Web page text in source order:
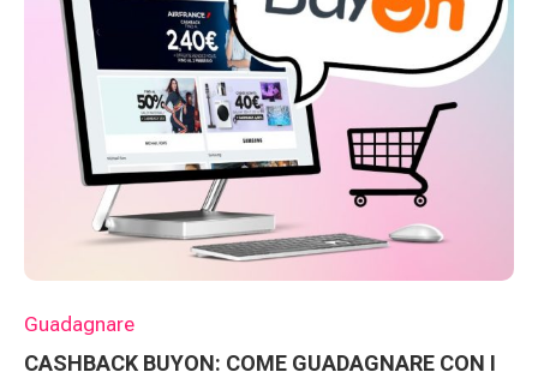
Guadagnare
CASHBACK BUYON: COME GUADAGNARE CON I